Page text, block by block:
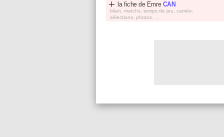
la fiche de EmreCAN
bilan, matchs, temps de jeu, carriée,
sélections, photos, ...